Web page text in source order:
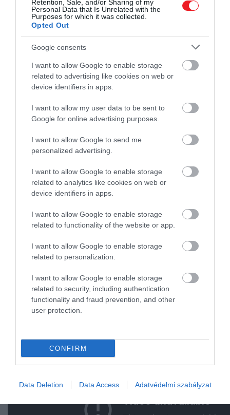
Retention, Sale, and/or Sharing of my
Personal Data that Is Unrelated with the
Purposes for which it was collected.
Opted Out
Google consents
I want to allow Google to enable storage
related to advertising like cookies on web or
device identifiers in apps.
I want to allow my user data to be sent to
Google for online advertising purposes.
I want to allow Google to send me
personalized advertising.
I want to allow Google to enable storage
related to analytics like cookies on web or
device identifiers in apps.
I want to allow Google to enable storage
related to functionality of the website or app.
I want to allow Google to enable storage
related to personalization.
I want to allow Google to enable storage
related to security, including authentication
functionality and fraud prevention, and other
user protection.
CONFIRM
Data Deletion Data Access Adatvédelmi szabályzat
A Nemzeti Óceán- és Légkörkutatási Hivatal (NOAA)
évek óta vizsgálja a Csendes-óceánból származó
Down néhány ezek közül a misztikus zajok közül,
amelyeket rögzítettek. A NOAA különböző helyeken
elhelyezett hidrofónokat használ az óceánban lévő
hangok digitális felvételének készítéséhez.
Az Upsweepet 1991-ben fedezte fel a NOAA, miután
keskeny sávú felsöprő hangok sorozatát észlelte. Ezek
tavasszal és ősszel még mindig hallhatók, ám eredete
Olvasd el ezt is! Eltűnik a Csendes-óceán, újra
összeolvadnak a kontinensek
A nagy csendes-óceáni szemétsziget